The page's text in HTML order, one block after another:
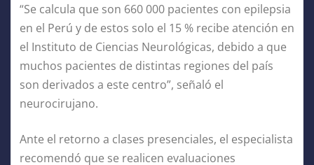
“Se calcula que son 660 000 pacientes con epilepsia
en el Perú y de estos solo el 15 % recibe atención en
el Instituto de Ciencias Neurológicas, debido a que
muchos pacientes de distintas regiones del país
son derivados a este centro”, señaló el
neurocirujano.
Ante el retorno a clases presenciales, el especialista
recomendó que se realicen evaluaciones